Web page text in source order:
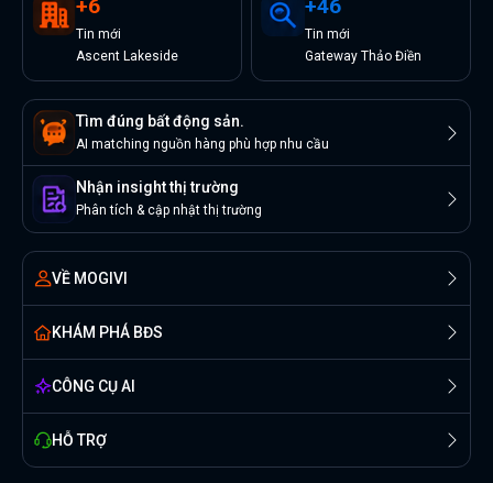
+6
Tin mới
Ascent Lakeside
+46
Tin mới
Gateway Thảo Điền
Tìm đúng bất động sản.
AI matching nguồn hàng phù hợp nhu cầu
Nhận insight thị trường
Phân tích & cập nhật thị trường
VỀ MOGIVI
KHÁM PHÁ BĐS
CÔNG CỤ AI
HỖ TRỢ